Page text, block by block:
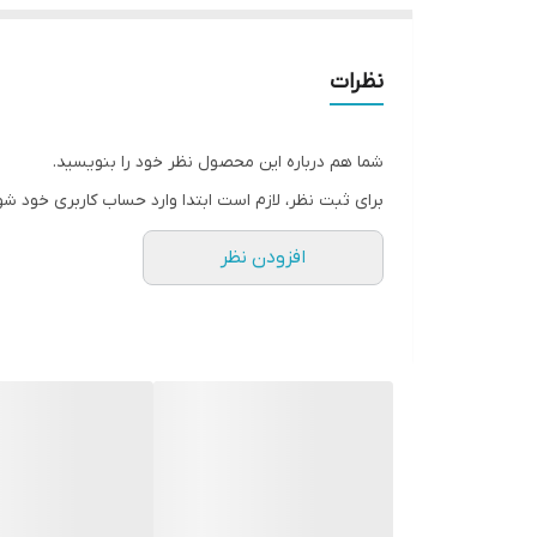
نظرات
شما هم درباره این محصول نظر خود را بنویسید.
برای ثبت نظر، لازم است ابتدا وارد حساب کاربری خود
افزودن نظر